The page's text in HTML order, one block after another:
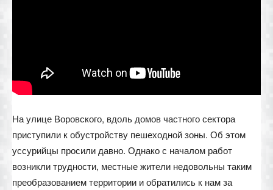
На улице Воровского, вдоль домов частного сектора
приступили к обустройству пешеходной зоны. Об этом
уссурийцы просили давно. Однако с началом работ
возникли трудности, местные жители недовольны таким
преобразованием территории и обратились к нам за